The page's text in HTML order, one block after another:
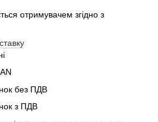
отримувачем згідно з
без ПДВ
з ПДВ